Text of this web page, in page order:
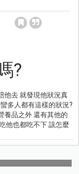
?
他去 就發現他狀況真
多人都有這樣的狀況?
養品之外 還有其他的
他也都吃不下 該怎麼